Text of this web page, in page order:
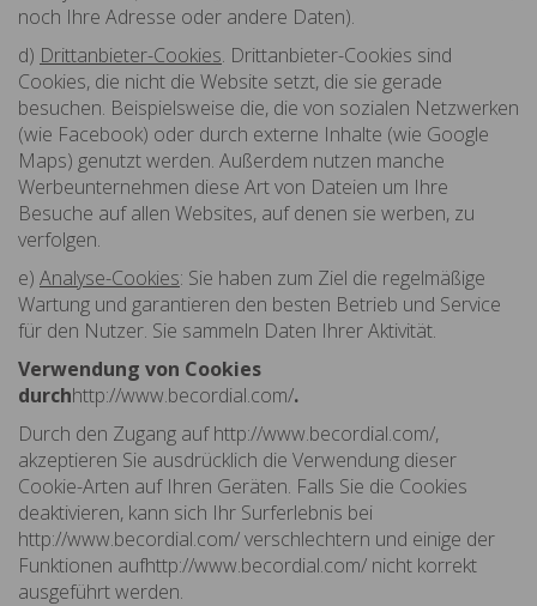
noch Ihre Adresse oder andere Daten).
d) Drittanbieter-Cookies. Drittanbieter-Cookies sind
Cookies, die nicht die Website setzt, die sie gerade
besuchen. Beispielsweise die, die von sozialen Netzwerken
(wie Facebook) oder durch externe Inhalte (wie Google
Maps) genutzt werden. Außerdem nutzen manche
Werbeunternehmen diese Art von Dateien um Ihre
Besuche auf allen Websites, auf denen sie werben, zu
verfolgen.
e) Analyse-Cookies: Sie haben zum Ziel die regelmäßige
Wartung und garantieren den besten Betrieb und Service
für den Nutzer. Sie sammeln Daten Ihrer Aktivität.
Verwendung von Cookies
durchhttp://www.becordial.com/.
Durch den Zugang auf http://www.becordial.com/,
akzeptieren Sie ausdrücklich die Verwendung dieser
Cookie-Arten auf Ihren Geräten. Falls Sie die Cookies
deaktivieren, kann sich Ihr Surferlebnis bei
http://www.becordial.com/ verschlechtern und einige der
Funktionen aufhttp://www.becordial.com/ nicht korrekt
ausgeführt werden.